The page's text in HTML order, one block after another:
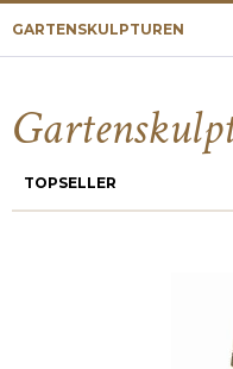
GARTENSKULPTUREN
TOPSELLER